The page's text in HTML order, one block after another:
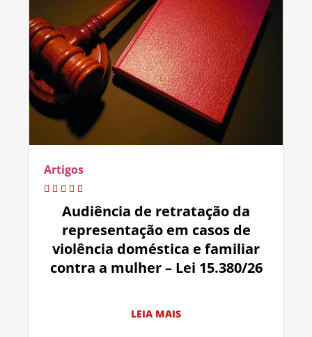
Artigos
Audiência de retratação da
representação em casos de
violência doméstica e familiar
contra a mulher – Lei 15.380/26
LEIA MAIS